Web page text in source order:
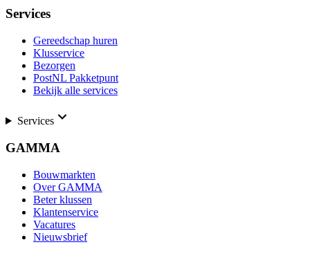
Services
Gereedschap huren
Klusservice
Bezorgen
PostNL Pakketpunt
Bekijk alle services
Services
GAMMA
Bouwmarkten
Over GAMMA
Beter klussen
Klantenservice
Vacatures
Nieuwsbrief